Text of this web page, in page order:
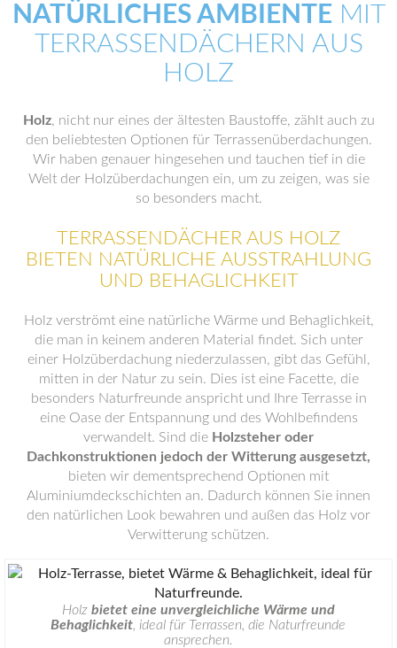
NATÜRLICHES AMBIENTE MIT
TERRASSENDÄCHERN AUS
HOLZ
Holz, nicht nur eines der ältesten Baustoffe, zählt auch zu
den beliebtesten Optionen für Terrassenüberdachungen.
Wir haben genauer hingesehen und tauchen tief in die
Welt der Holzüberdachungen ein, um zu zeigen, was sie
so besonders macht.
TERRASSENDÄCHER AUS HOLZ
BIETEN NATÜRLICHE AUSSTRAHLUNG
UND BEHAGLICHKEIT
Holz verströmt eine natürliche Wärme und Behaglichkeit,
die man in keinem anderen Material findet. Sich unter
einer Holzüberdachung niederzulassen, gibt das Gefühl,
mitten in der Natur zu sein. Dies ist eine Facette, die
besonders Naturfreunde anspricht und Ihre Terrasse in
eine Oase der Entspannung und des Wohlbefindens
verwandelt. Sind die Holzsteher oder
Dachkonstruktionen jedoch der Witterung ausgesetzt,
bieten wir dementsprechend Optionen mit
Aluminiumdeckschichten an. Dadurch können Sie innen
den natürlichen Look bewahren und außen das Holz vor
Verwitterung schützen.
Holz bietet eine unvergleichliche Wärme und
Behaglichkeit, ideal für Terrassen, die Naturfreunde
ansprechen.